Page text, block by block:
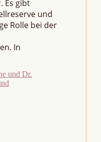
Es gibt
und
Rolle bei der
In